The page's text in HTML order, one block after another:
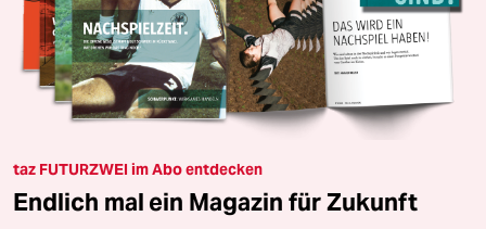
taz FUTURZWEI im Abo entdecken
Endlich mal ein Magazin für Zukunft